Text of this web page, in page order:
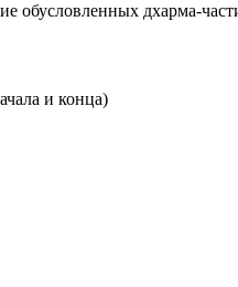
обусловленных дхарма-
и конца)